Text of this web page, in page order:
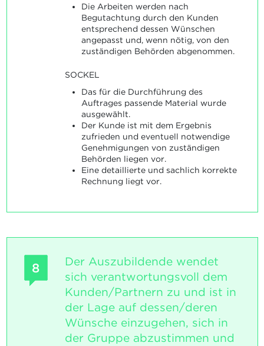
Die Arbeiten werden nach
Begutachtung durch den Kunden
entsprechend dessen Wünschen
angepasst und, wenn nötig, von den
zuständigen Behörden abgenommen.
SOCKEL
Das für die Durchführung des
Auftrages passende Material wurde
ausgewählt.
Der Kunde ist mit dem Ergebnis
zufrieden und eventuell notwendige
Genehmigungen von zuständigen
Behörden liegen vor.
Eine detaillierte und sachlich korrekte
Rechnung liegt vor.
8
Der Auszubildende wendet
sich verantwortungsvoll dem
Kunden/Partnern zu und ist in
der Lage auf dessen/deren
Wünsche einzugehen, sich in
der Gruppe abzustimmen und